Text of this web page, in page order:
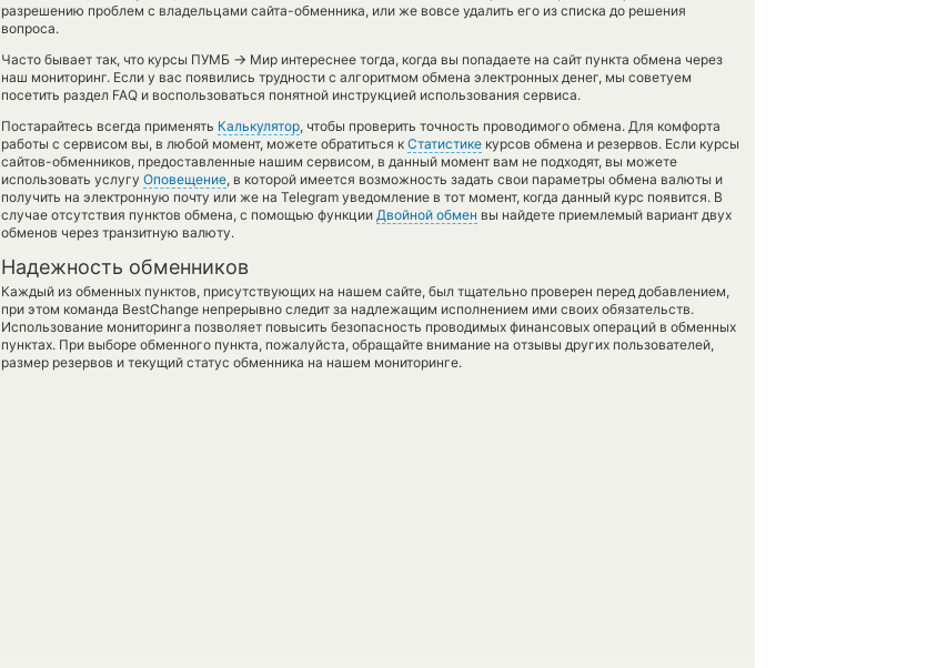
разрешению проблем с владельцами сайта-обменника, или же вовсе удалить его из списка до решения
вопроса.
Часто бывает так, что курсы ПУМБ → Мир интереснее тогда, когда вы попадаете на сайт пункта обмена через
наш мониторинг. Если у вас появились трудности с алгоритмом обмена электронных денег, мы советуем
посетить раздел FAQ и воспользоваться понятной инструкцией использования сервиса.
Постарайтесь всегда применять Калькулятор, чтобы проверить точность проводимого обмена. Для комфорта
работы с сервисом вы, в любой момент, можете обратиться к Статистике курсов обмена и резервов. Если курсы
сайтов-обменников, предоставленные нашим сервисом, в данный момент вам не подходят, вы можете
использовать услугу Оповещение, в которой имеется возможность задать свои параметры обмена валюты и
получить на электронную почту или же на Telegram уведомление в тот момент, когда данный курс появится. В
случае отсутствия пунктов обмена, с помощью функции Двойной обмен вы найдете приемлемый вариант двух
обменов через транзитную валюту.
Надежность обменников
Каждый из обменных пунктов, присутствующих на нашем сайте, был тщательно проверен перед добавлением,
при этом команда BestChange непрерывно следит за надлежащим исполнением ими своих обязательств.
Использование мониторинга позволяет повысить безопасность проводимых финансовых операций в обменных
пунктах. При выборе обменного пункта, пожалуйста, обращайте внимание на отзывы других пользователей,
размер резервов и текущий статус обменника на нашем мониторинге.